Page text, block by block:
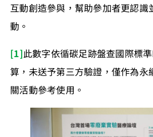
互動創造參與，幫助參加者更認識
動。
[1]此數字依循碳足跡盤查國際標
算，未送予第三方驗證，僅作為永
關活動參考使用。